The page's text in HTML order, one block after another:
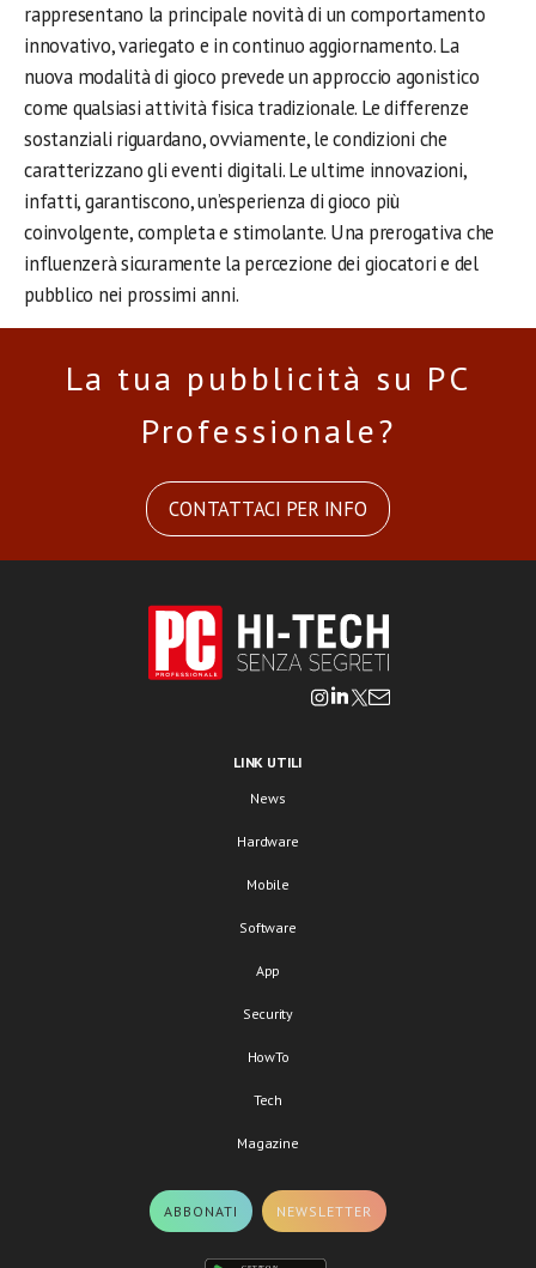
rappresentano la principale novità di un comportamento
innovativo, variegato e in continuo aggiornamento. La
nuova modalità di gioco prevede un approccio agonistico
come qualsiasi attività fisica tradizionale. Le differenze
sostanziali riguardano, ovviamente, le condizioni che
caratterizzano gli eventi digitali. Le ultime innovazioni,
infatti, garantiscono, un’esperienza di gioco più
coinvolgente, completa e stimolante. Una prerogativa che
influenzerà sicuramente la percezione dei giocatori e del
pubblico nei prossimi anni.
La tua pubblicità su PC
Professionale?
CONTATTACI PER INFO
LINK UTILI
News
Hardware
Mobile
Software
App
Security
HowTo
Tech
Magazine
ABBONATI NEWSLETTER